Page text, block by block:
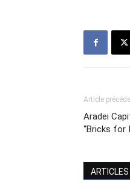
Article
Aradei
“Bricks for